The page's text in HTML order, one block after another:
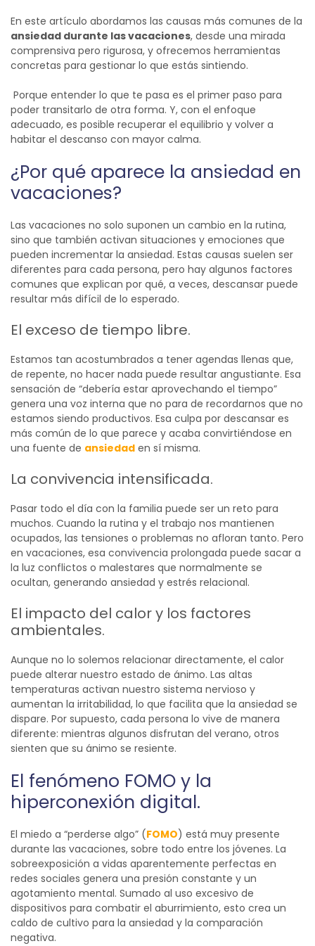
En este artículo abordamos las causas más comunes de la
ansiedad durante las vacaciones, desde una mirada
comprensiva pero rigurosa, y ofrecemos herramientas
concretas para gestionar lo que estás sintiendo.
Porque entender lo que te pasa es el primer paso para
poder transitarlo de otra forma. Y, con el enfoque
adecuado, es posible recuperar el equilibrio y volver a
habitar el descanso con mayor calma.
¿Por qué aparece la ansiedad en
vacaciones?
Las vacaciones no solo suponen un cambio en la rutina,
sino que también activan situaciones y emociones que
pueden incrementar la ansiedad. Estas causas suelen ser
diferentes para cada persona, pero hay algunos factores
comunes que explican por qué, a veces, descansar puede
resultar más difícil de lo esperado.
El exceso de tiempo libre.
Estamos tan acostumbrados a tener agendas llenas que,
de repente, no hacer nada puede resultar angustiante. Esa
sensación de “debería estar aprovechando el tiempo”
genera una voz interna que no para de recordarnos que no
estamos siendo productivos. Esa culpa por descansar es
más común de lo que parece y acaba convirtiéndose en
una fuente de ansiedad en sí misma.
La convivencia intensificada.
Pasar todo el día con la familia puede ser un reto para
muchos. Cuando la rutina y el trabajo nos mantienen
ocupados, las tensiones o problemas no afloran tanto. Pero
en vacaciones, esa convivencia prolongada puede sacar a
la luz conflictos o malestares que normalmente se
ocultan, generando ansiedad y estrés relacional.
El impacto del calor y los factores
ambientales.
Aunque no lo solemos relacionar directamente, el calor
puede alterar nuestro estado de ánimo. Las altas
temperaturas activan nuestro sistema nervioso y
aumentan la irritabilidad, lo que facilita que la ansiedad se
dispare. Por supuesto, cada persona lo vive de manera
diferente: mientras algunos disfrutan del verano, otros
sienten que su ánimo se resiente.
El fenómeno FOMO y la
hiperconexión digital.
El miedo a “perderse algo” (FOMO) está muy presente
durante las vacaciones, sobre todo entre los jóvenes. La
sobreexposición a vidas aparentemente perfectas en
redes sociales genera una presión constante y un
agotamiento mental. Sumado al uso excesivo de
dispositivos para combatir el aburrimiento, esto crea un
caldo de cultivo para la ansiedad y la comparación
negativa.